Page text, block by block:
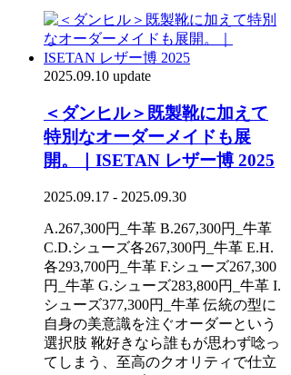
2025.09.10 update
＜ダンヒル＞既製靴に加えて
特別なオーダーメイドも展
開。｜ISETAN レザー博 2025
2025.09.17 - 2025.09.30
A.267,300円_牛革 B.267,300円_牛革
C.D.シューズ各267,300円_牛革 E.H.
各293,700円_牛革 F.シューズ267,300
円_牛革 G.シューズ283,800円_牛革 I.
シューズ377,300円_牛革 伝統の型に
自身の美意識を注ぐオーダーという
選択肢 靴好きなら誰もが思わず唸っ
てしまう、至高のクオリティで仕立